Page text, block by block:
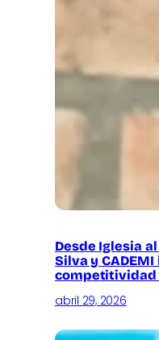
Desde Iglesia
Silva y
competitividad
abril 29, 2026